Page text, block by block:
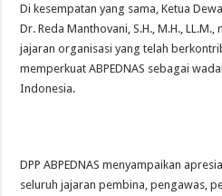
Di kesempatan yang sama, Ketua
Dr. Reda Manthovani, S.H., M.H.,
jajaran organisasi yang telah
memperkuat ABPEDNAS sebagai
Indonesia.
DPP ABPEDNAS menyampaikan
seluruh jajaran pembina, pengawas,